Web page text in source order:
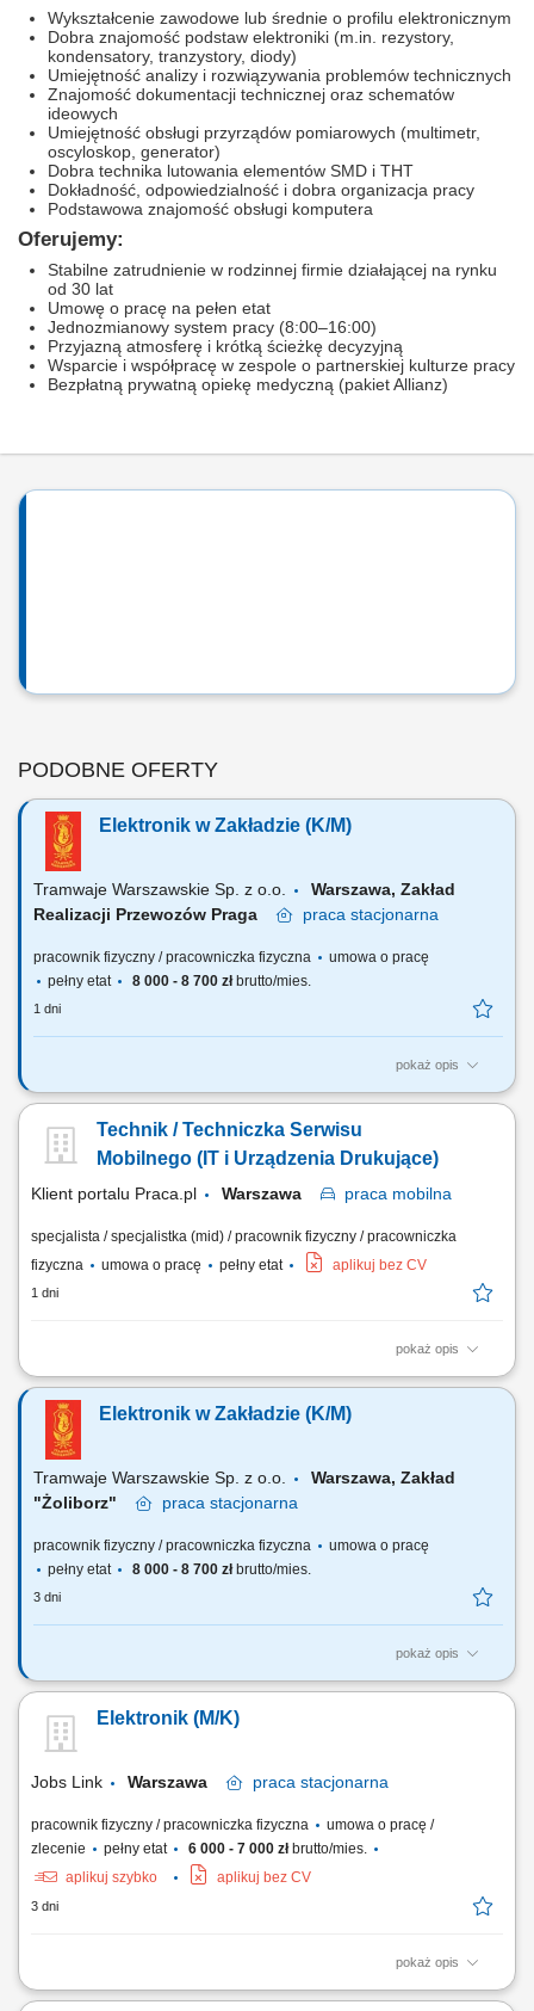
Wykształcenie zawodowe lub średnie o profilu elektronicznym
Dobra znajomość podstaw elektroniki (m.in. rezystory,
kondensatory, tranzystory, diody)
Umiejętność analizy i rozwiązywania problemów technicznych
Znajomość dokumentacji technicznej oraz schematów
ideowych
Umiejętność obsługi przyrządów pomiarowych (multimetr,
oscyloskop, generator)
Dobra technika lutowania elementów SMD i THT
Dokładność, odpowiedzialność i dobra organizacja pracy
Podstawowa znajomość obsługi komputera
Oferujemy:
Stabilne zatrudnienie w rodzinnej firmie działającej na rynku
od 30 lat
Umowę o pracę na pełen etat
Jednozmianowy system pracy (8:00–16:00)
Przyjazną atmosferę i krótką ścieżkę decyzyjną
Wsparcie i współpracę w zespole o partnerskiej kulturze pracy
Bezpłatną prywatną opiekę medyczną (pakiet Allianz)
PODOBNE OFERTY
Elektronik w Zakładzie (K/M)
Tramwaje Warszawskie Sp. z o.o.
Warszawa, Zakład
Realizacji Przewozów Praga
praca stacjonarna
pracownik fizyczny / pracowniczka fizyczna
umowa o pracę
pełny etat
8 000 - 8 700 złbrutto/mies.
1 dni
pokaż opis
Będziesz odpowiadać za: wykonywanie przeglądów, obsługę
planowo-zapobiegawczych obsług technicznych, naprawę, wymianę
elementów układów energoelektronicznych napędu trakcyjnego oraz
Technik / Techniczka Serwisu
Mobilnego (IT i Urządzenia Drukujące)
Klient portalu Praca.pl Warszawa praca mobilna
specjalista / specjalistka (mid) / pracownik fizyczny / pracowniczka
fizyczna
umowa o pracę pełny etat aplikuj bez CV
1 dni
pokaż opis
Realizowanie przeglądów, diagnostyki usterek oraz napraw sprzętu
biurowego bezpośrednio w siedzibach naszych klientów. Weryfikacja i
rozwiązywanie podstawowych incydentów z zakresu oprogramowania
oraz sieciowej konfiguracji urządzeń. Sprawna wymiana części
eksploatacyjnych, podzespołów...
Elektronik w Zakładzie (K/M)
Tramwaje Warszawskie Sp. z o.o.
Warszawa, Zakład
"Żoliborz"​
praca stacjonarna
pracownik fizyczny / pracowniczka fizyczna
umowa o pracę
pełny etat
8 000 - 8 700 złbrutto/mies.
3 dni
pokaż opis
Będziesz odpowiadać za: wykonywanie przeglądów, obsługę
zapobiegawczych obsług technicznych, naprawę, wymianę elementów
układów energoelektronicznych napędu trakcyjnego oraz układów
Elektronik (M/K)
Jobs Link Warszawa praca stacjonarna
pracownik fizyczny / pracowniczka fizyczna
umowa o pracę /
zlecenie
pełny etat 6 000 - 7 000 złbrutto/mies.
aplikuj szybko
aplikuj bez CV
3 dni
pokaż opis
- Proste prace montażowe i serwisowe Zakres obowiązków: